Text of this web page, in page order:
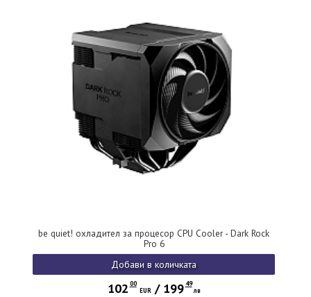
be quiet! охладител за процесор CPU Cooler - Dark Rock
Pro 6
Добави в количката
102 00
EUR/ 199 49
лв